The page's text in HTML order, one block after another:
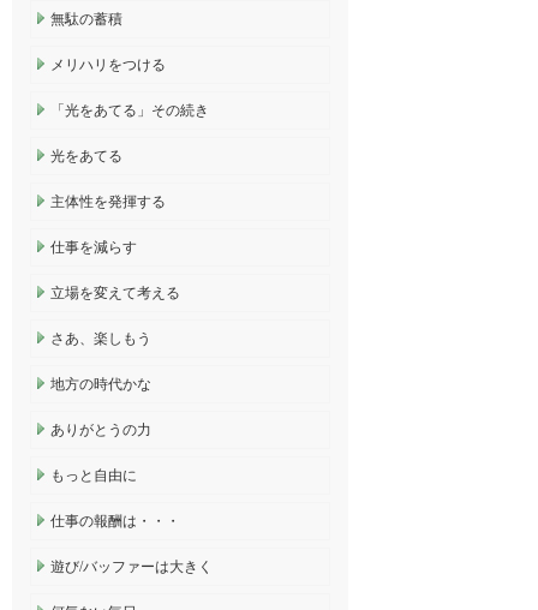
無駄の蓄積
メリハリをつける
「光をあてる」その続き
光をあてる
主体性を発揮する
仕事を減らす
立場を変えて考える
さあ、楽しもう
地方の時代かな
ありがとうの力
もっと自由に
仕事の報酬は・・・
遊び/バッファーは大きく